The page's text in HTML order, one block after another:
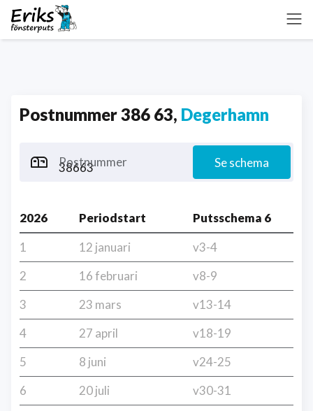
Postnummer 386 63, Degerhamn
Postnummer Se schema
2026 Periodstart
Putsschema 6
1
12 januari
v3-4
2
16 februari
v8-9
3
23 mars
v13-14
4
27 april
v18-19
5
8 juni
v24-25
6
20 juli
v30-31